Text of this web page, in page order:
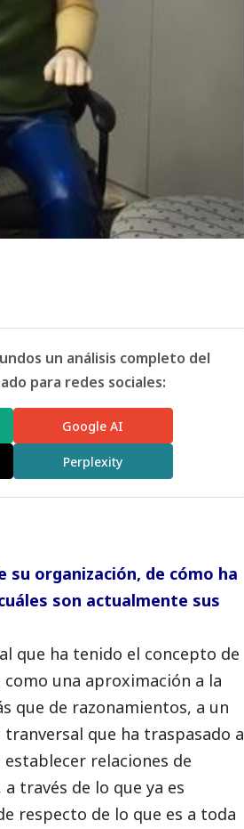
un análisis completo del
para redes sociales:
Google AI
Perplexity
su organización, de cómo ha
son actualmente sus
que ha tenido el concepto de
una aproximación a la
que de razonamientos, a un
tranversal que ha traspasado a
relaciones de
través de lo que ya es
respecto de lo que es a toda